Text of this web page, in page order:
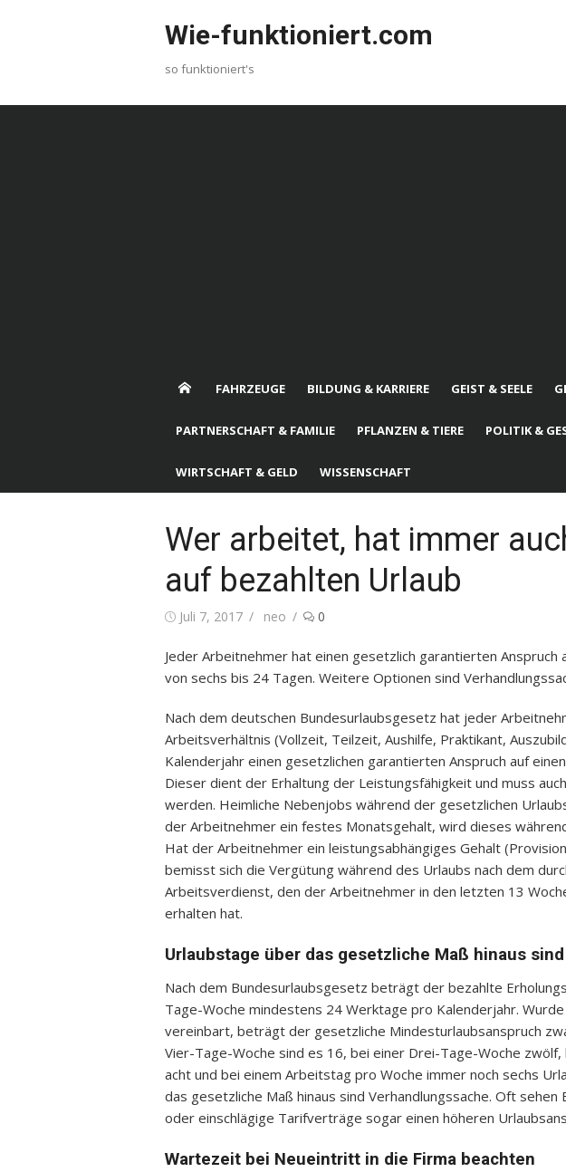
Wie-funktioniert.com
so funktioniert's
FAHRZEUGE BILDUNG & KARRIERE GEIST & SEELE
PARTNERSCHAFT & FAMILIE PFLANZEN & TIERE POLITIK &
WIRTSCHAFT & GELD WISSENSCHAFT
Wer arbeitet, hat immer
auf bezahlten Urlaub
Posted
Juli 7, 2017 Author
neo 0
Jeder Arbeitnehmer hat einen gesetzlich garantierten Anspruch
von sechs bis 24 Tagen. Weitere Optionen sind
Nach dem deutschen Bundesurlaubsgesetz hat jeder
Arbeitsverhältnis (Vollzeit, Teilzeit, Aushilfe, Praktikant,
Kalenderjahr einen gesetzlichen garantierten Anspruch auf
Dieser dient der Erhaltung der Leistungsfähigkeit und muss
werden. Heimliche Nebenjobs während der gesetzlichen
der Arbeitnehmer ein festes Monatsgehalt, wird dieses
Hat der Arbeitnehmer ein leistungsabhängiges Gehalt
bemisst sich die Vergütung während des Urlaubs nach dem
Arbeitsverdienst, den der Arbeitnehmer in den letzten 13
erhalten hat.
Urlaubstage über das gesetzliche Maß hinaus
Nach dem Bundesurlaubsgesetz beträgt der bezahlte
Tage-Woche mindestens 24 Werktage pro Kalenderjahr.
vereinbart, beträgt der gesetzliche Mindesturlaubsanspruch
Vier-Tage-Woche sind es 16, bei einer Drei-Tage-Woche
acht und bei einem Arbeitstag pro Woche immer noch sechs
das gesetzliche Maß hinaus sind Verhandlungssache. Oft
oder einschlägige Tarifverträge sogar einen höheren
Wartezeit bei Neueintritt in die Firma beachten